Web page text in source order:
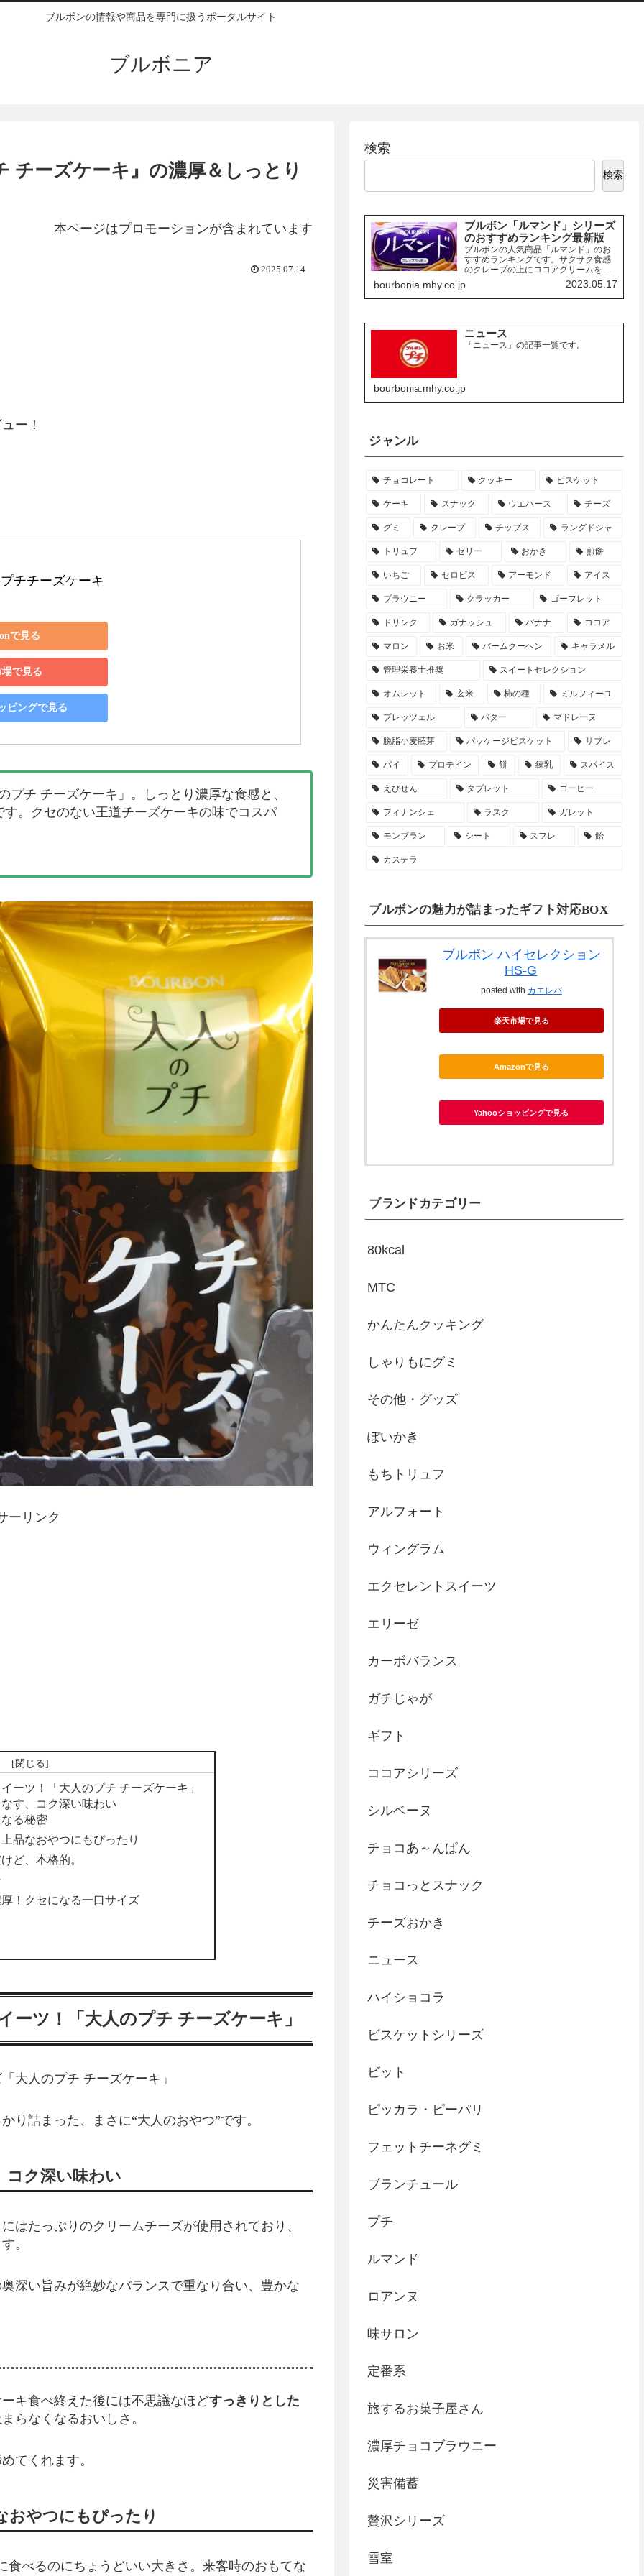
ブルボンの情報や商品を専門に扱うポータルサイト
ブルボニア
チーズケーキ』の濃厚＆しっとり
本ページはプロモーションが含まれています
2025.07.14
ー！
チチーズケーキ
で見る
で見る
ピングで見る
チ チーズケーキ」。しっとり濃厚な食感と、
。クセのない王道チーズケーキの味でコスパ
ーリンク
ーツ！「大人のプチ チーズケーキ」
す、コク深い味わい
る秘密
品なおやつにもぴったり
ど、本格的。
！クセになる一口サイズ
ツ！「大人のプチ チーズケーキ」
大人のプチ チーズケーキ」
り詰まった、まさに“大人のおやつ”です。
コク深い味わい
はたっぷりのクリームチーズが使用されており、
。
深い旨みが絶妙なバランスで重なり合い、豊かな
キ食べ終えた後には不思議なほどすっきりとした
らなくなるおいしさ。
てくれます。
おやつにもぴったり
べるのにちょうどいい大きさ。来客時のおもてな
検索
検索
ブルボン「ルマンド」シリーズ
のおすすめランキング最新版
ブルボンの人気商品「ルマンド」のお
すすめランキングです。サクサク食感
のクレープの上にココアクリームを絞
り、チョコレートでコーティングした
お菓子「ルマンド」には、様々なフレ
ーバーの商品があります。ここでは、
bourbonia.mhy.co.jp 2023.05.17
ニュース
「ニュース」の記事一覧です。
bourbonia.mhy.co.jp
ジャンル
チョコレート クッキー ビスケット
ケーキ スナック ウエハース チーズ
グミ クレープ チップス ラングドシャ
トリュフ ゼリー おかき 煎餅
いちご セロビス アーモンド アイス
ブラウニー クラッカー ゴーフレット
ドリンク ガナッシュ バナナ ココア
マロン お米 バームクーヘン キャラメル
管理栄養士推奨 スイートセレクション
オムレット 玄米 柿の種 ミルフィーユ
プレッツェル バター マドレーヌ
脱脂小麦胚芽 パッケージビスケット サブレ
パイ プロテイン 餅 練乳 スパイス
えびせん タブレット コーヒー
フィナンシェ ラスク ガレット
モンブラン シート スフレ 飴
カステラ
ブルボンの魅力が詰まったギフト対応BOX
ブルボン ハイセレクション
HS-G
posted with カエレバ
楽天市場で見る
Amazonで見る
Yahooショッピングで見る
ブランドカテゴリー
80kcal
MTC
かんたんクッキング
しゃりもにグミ
その他・グッズ
ぽいかき
もちトリュフ
アルフォート
ウィングラム
エクセレントスイーツ
エリーゼ
カーボバランス
ガチじゃが
ギフト
ココアシリーズ
シルベーヌ
チョコあ～んぱん
チョコっとスナック
チーズおかき
ニュース
ハイショコラ
ビスケットシリーズ
ビット
ピッカラ・ピーパリ
フェットチーネグミ
ブランチュール
プチ
ルマンド
ロアンヌ
味サロン
定番系
旅するお菓子屋さん
濃厚チョコブラウニー
災害備蓄
贅沢シリーズ
雪室